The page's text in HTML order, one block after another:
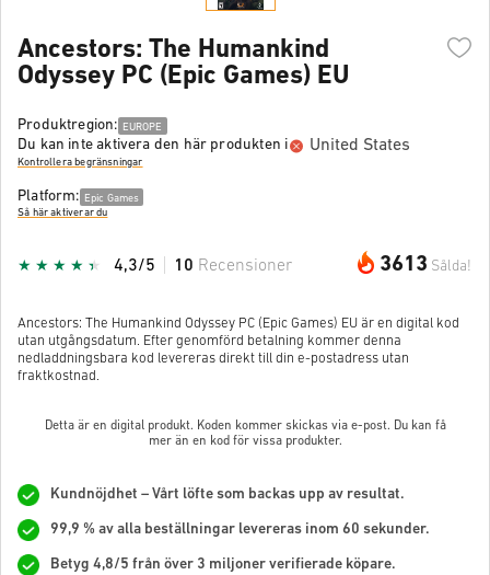
Ancestors: The Humankind
Odyssey PC (Epic Games) EU
Produktregion: EUROPE
Du kan inte aktivera den här produkten i United States
Kontrollera begränsningar
Platform: Epic Games
Så här aktiverar du
3613 Sålda!
4,3/5 10 Recensioner
Ancestors: The Humankind Odyssey PC (Epic Games) EU är en digital kod
utan utgångsdatum. Efter genomförd betalning kommer denna
nedladdningsbara kod levereras direkt till din e-postadress utan
fraktkostnad.
Detta är en digital produkt. Koden kommer skickas via e-post. Du kan få
mer än en kod för vissa produkter.
Kundnöjdhet – Vårt löfte som backas upp av resultat.
99,9 % av alla beställningar levereras inom 60 sekunder.
Betyg 4,8/5 från över 3 miljoner verifierade köpare.